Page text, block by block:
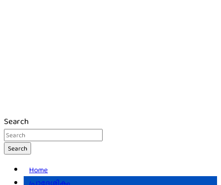
Search
Search
Home